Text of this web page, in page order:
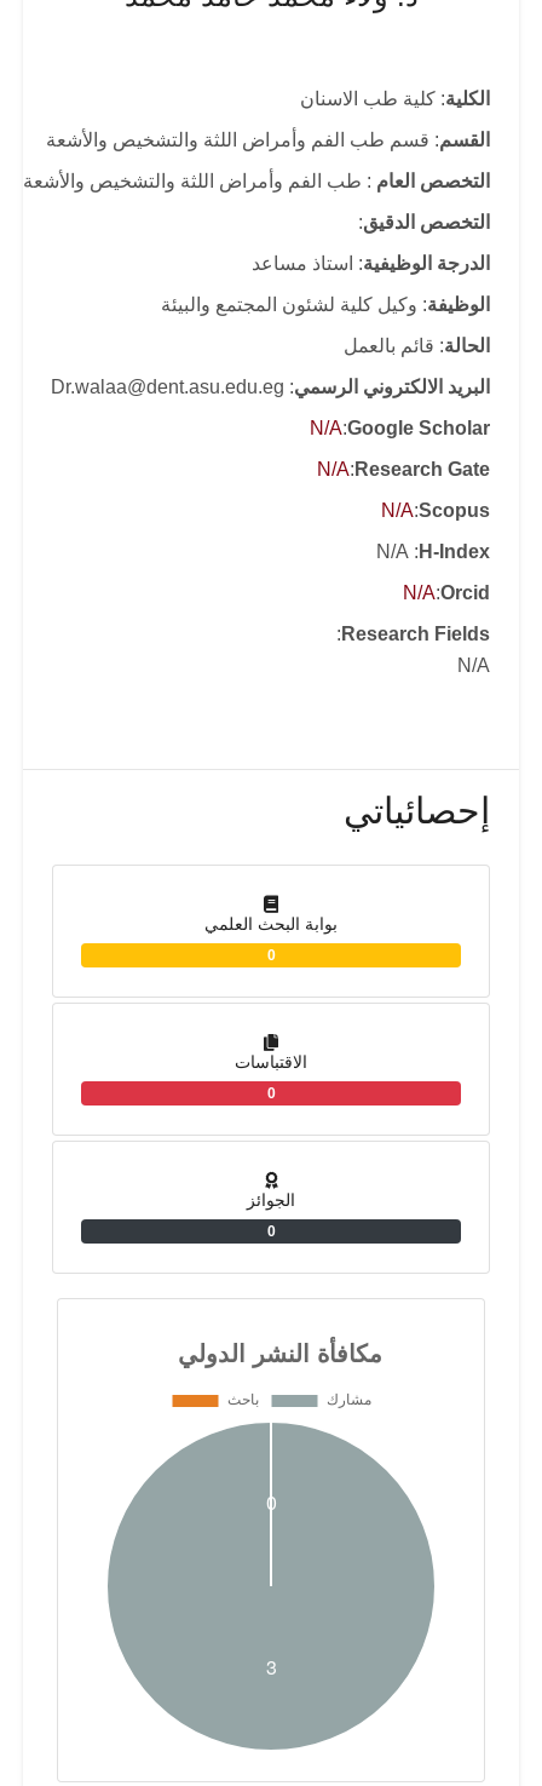
الكلية: كلية طب الاسنان
القسم: قسم طب الفم وأمراض اللثة والتشخيص والأشعة
التخصص العام : طب الفم وأمراض اللثة والتشخيص والأشعة
التخصص الدقيق:
الدرجة الوظيفية: استاذ مساعد
الوظيفة: وكيل كلية لشئون المجتمع والبيئة
الحالة: قائم بالعمل
البريد الالكتروني الرسمي: Dr.walaa@dent.asu.edu.eg
Google Scholar
:
N/A
Research Gate
:
N/A
Scopus
:
N/A
H-Index
: N/A
Orcid
:
N/A
Research Fields
:
N/A
إحصائياتي
بوابة البحث العلمي
0
الاقتباسات
0
الجوائز
0